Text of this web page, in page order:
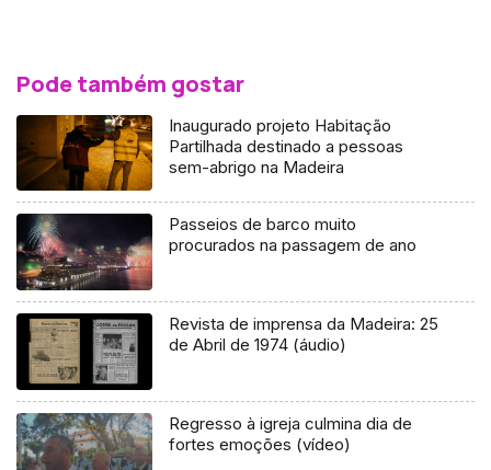
Pode também gostar
Inaugurado projeto Habitação
Partilhada destinado a pessoas
sem-abrigo na Madeira
Passeios de barco muito
procurados na passagem de ano
Revista de imprensa da Madeira: 25
de Abril de 1974 (áudio)
Regresso à igreja culmina dia de
fortes emoções (vídeo)